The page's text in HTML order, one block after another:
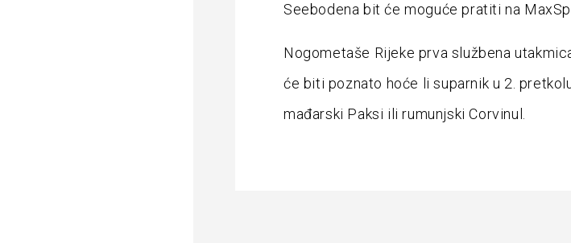
Seebodena bit će moguće pratiti na
Nogometaše Rijeke prva službena
će biti poznato hoće li suparnik u 2.
mađarski Paksi ili rumunjski Corvinul.